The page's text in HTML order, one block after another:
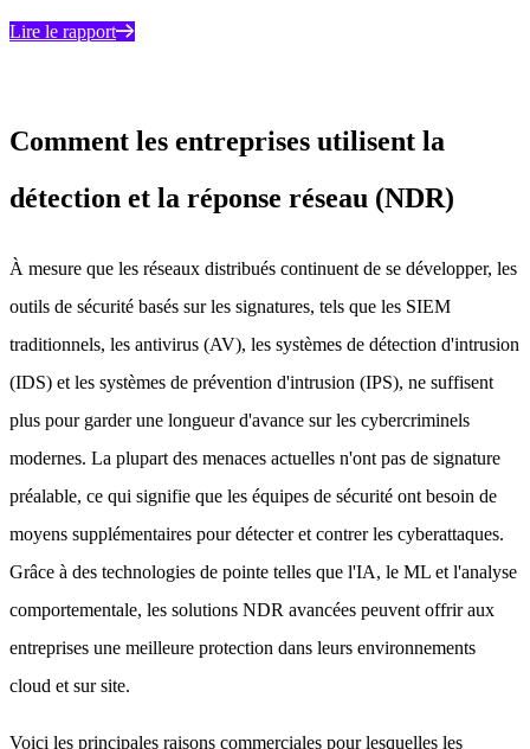
Lire le rapport
Comment les entreprises utilisent la
détection et la réponse réseau (NDR)
À mesure que les réseaux distribués continuent de se développer, les
outils de sécurité basés sur les signatures, tels que les SIEM
traditionnels, les antivirus (AV), les systèmes de détection d'intrusion
(IDS) et les systèmes de prévention d'intrusion (IPS), ne suffisent
plus pour garder une longueur d'avance sur les cybercriminels
modernes. La plupart des menaces actuelles n'ont pas de signature
préalable, ce qui signifie que les équipes de sécurité ont besoin de
moyens supplémentaires pour détecter et contrer les cyberattaques.
Grâce à des technologies de pointe telles que l'IA, le ML et l'analyse
comportementale, les solutions NDR avancées peuvent offrir aux
entreprises une meilleure protection dans leurs environnements
cloud et sur site.
Voici les principales raisons commerciales pour lesquelles les